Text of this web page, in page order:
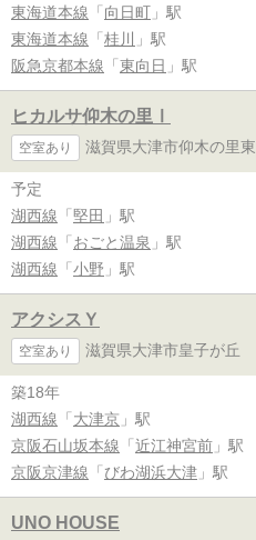
東海道本線 「 向日町 」駅
東海道本線 「 桂川
」駅
阪急京都本線 「 東向日 」駅
ヒカルサ仰木の里Ⅰ
空室あり 滋賀県大津市仰木の里東
予定
湖西線 「 堅田 」駅
湖西線 「 おごと温泉 」駅
湖西線 「 小野 」駅
アクシスＹ
空室あり 滋賀県大津市皇子が丘
築18年
湖西線 「 大津京 」駅
京阪石山坂本線 「 近江神宮前 」駅
京阪京津線 「 びわ湖浜大津 」駅
UNO HOUSE